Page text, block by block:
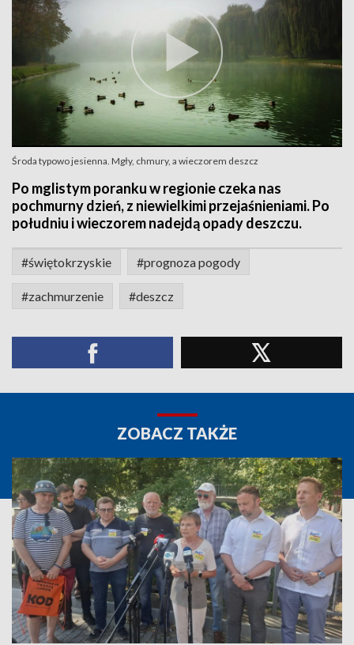
Środa typowo jesienna. Mgły, chmury, a wieczorem deszcz
Po mglistym poranku w regionie czeka nas
pochmurny dzień, z niewielkimi przejaśnieniami. Po
południu i wieczorem nadejdą opady deszczu.
#świętokrzyskie #prognoza pogody
#zachmurzenie #deszcz
ZOBACZ TAKŻE